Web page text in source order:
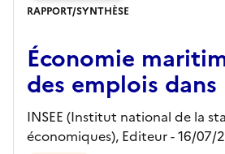
RAPPORT/SYNTHÈSE
Économie
des emplois
INSEE (Institut national de la
économiques), Editeur- 16/07/